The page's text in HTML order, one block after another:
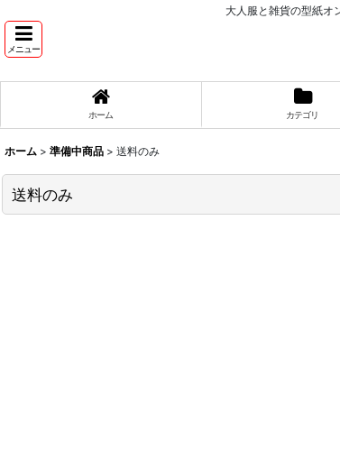
大人服と雑貨の型紙
メニュー
ホーム カテゴリ
ホーム > 準備中商品 > 送料のみ
送料のみ